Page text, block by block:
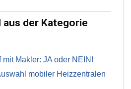
der Kategorie
mit Makler: JA oder NEIN!
mobiler Heizzentralen